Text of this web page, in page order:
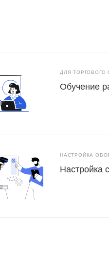
ДЛЯ ТОРГОВОГО
Обучение
НАСТРОЙКА
Настройка